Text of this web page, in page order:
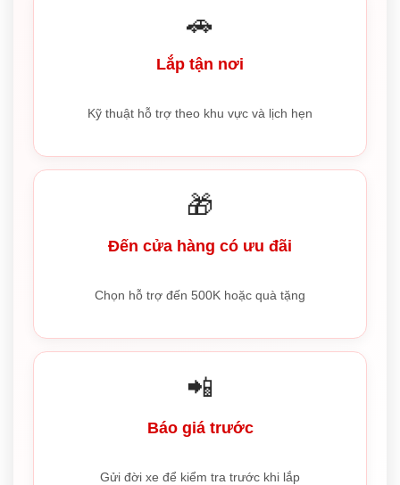
🚗
Lắp tận nơi
Kỹ thuật hỗ trợ theo khu vực và lịch hẹn
🎁
Đến cửa hàng có ưu đãi
Chọn hỗ trợ đến 500K hoặc quà tặng
📲
Báo giá trước
Gửi đời xe để kiểm tra trước khi lắp